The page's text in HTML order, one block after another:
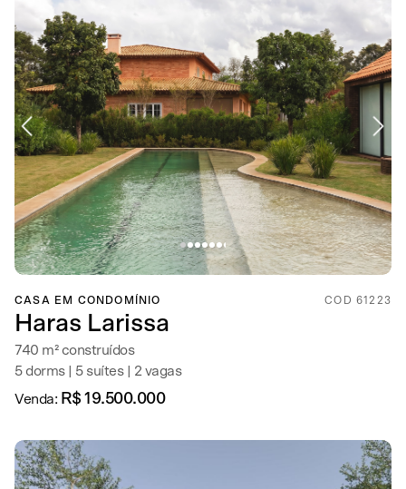
CASA EM CONDOMÍNIO COD 61223
Haras Larissa
740 m² construídos
5 dorms | 5 suítes | 2 vagas
Venda: R$ 19.500.000